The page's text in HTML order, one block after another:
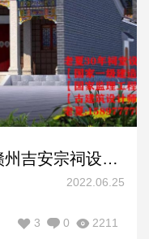
江西祠堂设计图纸方案，赣州吉安宗祠设计效果图施工图案例
2022.06.25
2211
0
3